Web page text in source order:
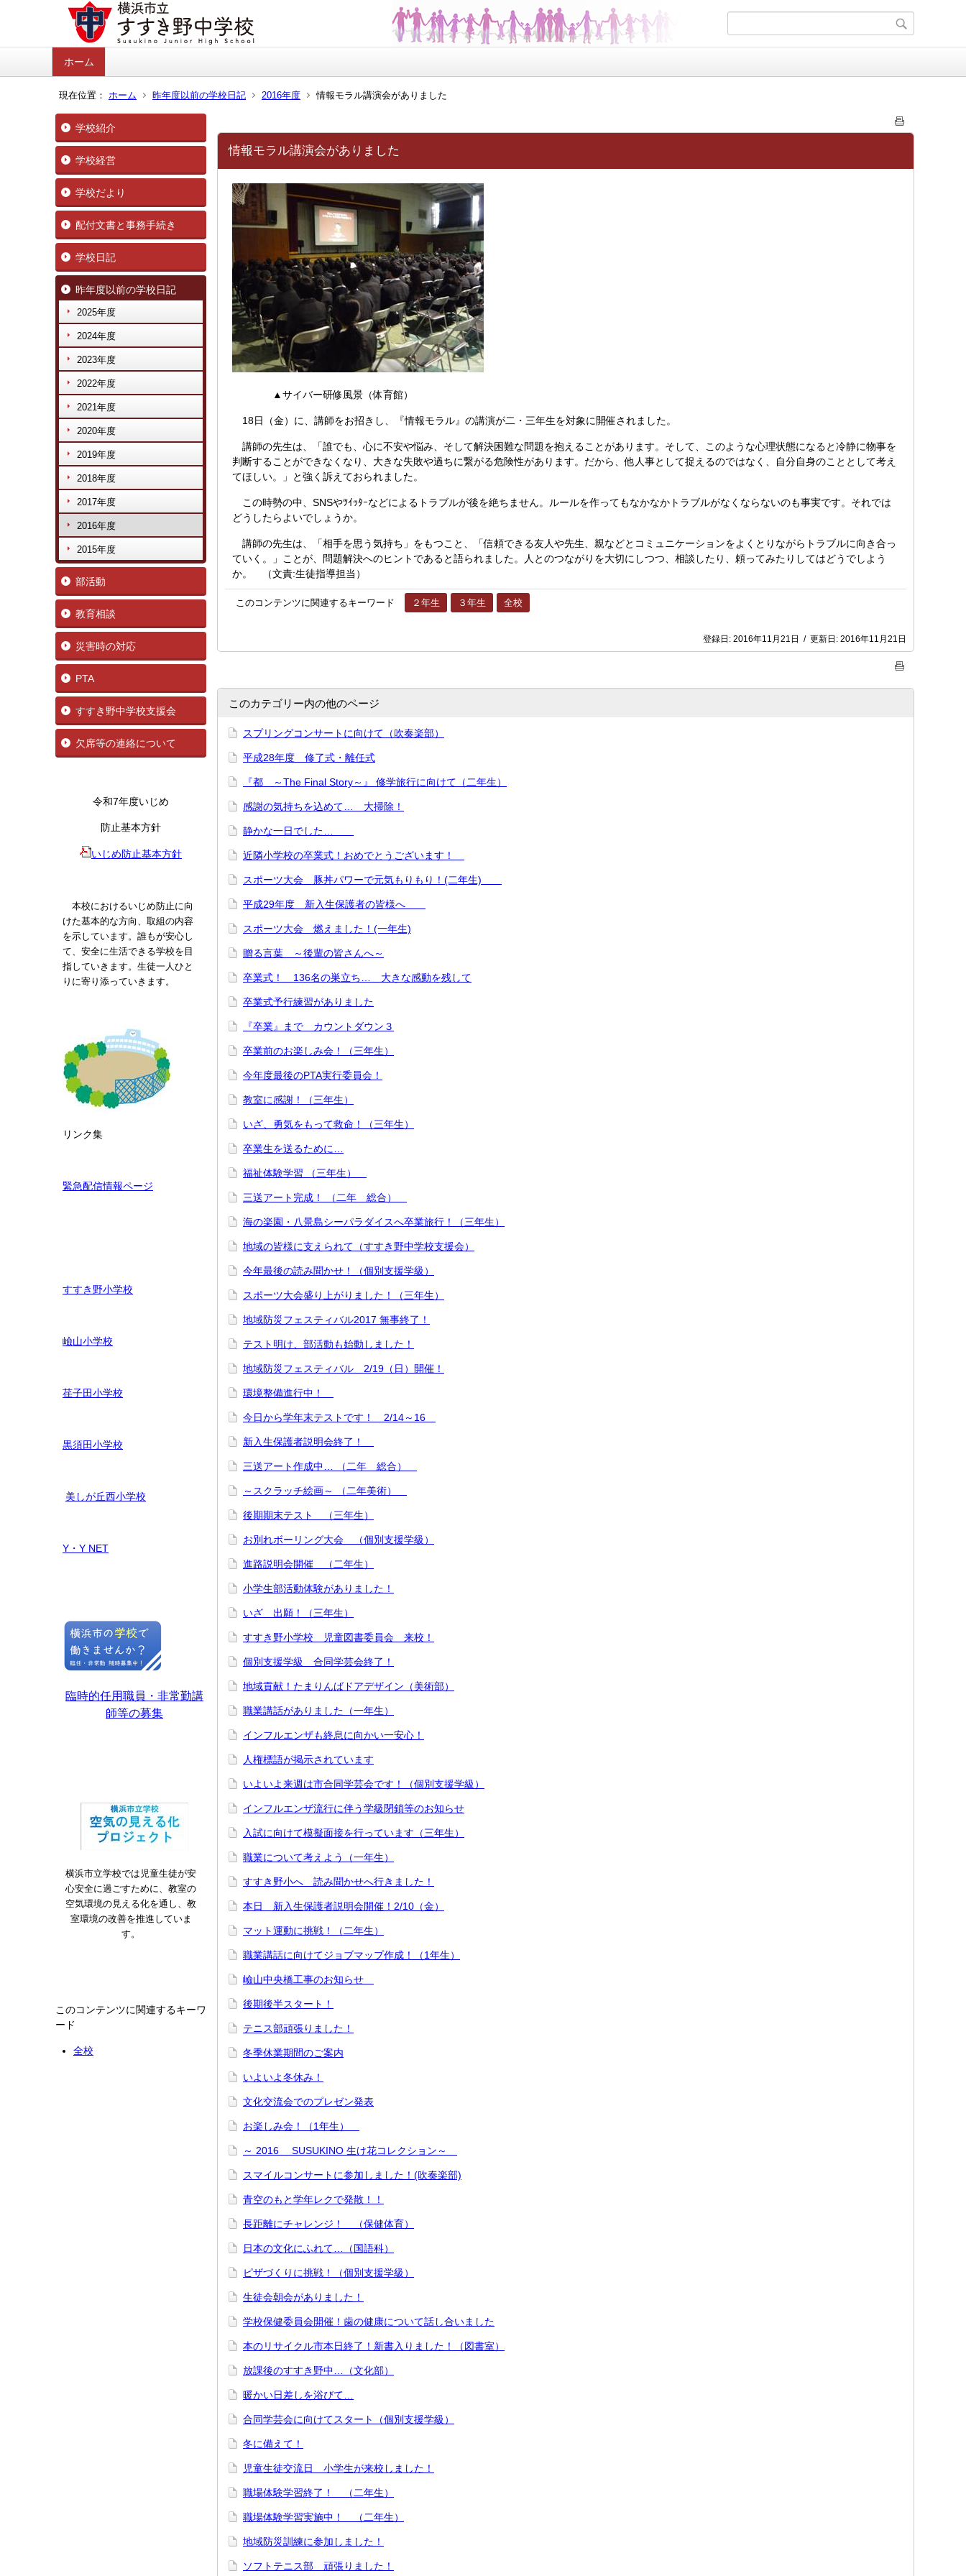
ホーム
現在位置： ホーム 昨年度以前の学校日記 2016年度 情報モラル講演会がありました
学校紹介
学校経営
学校だより
配付文書と事務手続き
学校日記
昨年度以前の学校日記
2025年度
2024年度
2023年度
2022年度
2021年度
2020年度
2019年度
2018年度
2017年度
2016年度
2015年度
部活動
教育相談
災害時の対応
PTA
すすき野中学校支援会
欠席等の連絡について
令和7年度いじめ
防止基本方針
いじめ防止基本方針
本校におけるいじめ防止に向
けた基本的な方向、取組の内容
を示しています。誰もが安心し
て、安全に生活できる学校を目
指していきます。生徒一人ひと
りに寄り添っていきます。
リンク集
緊急配信情報ページ
すすき野小学校
嶮山小学校
荏子田小学校
黒須田小学校
美しが丘西小学校
Y・Y NET
臨時的任用職員・非常勤講
師等の募集
横浜市立学校では児童生徒が安
心安全に過ごすために、教室の
空気環境の見える化を通し、教
室環境の改善を推進していま
す。
このコンテンツに関連するキーワ
ード
全校
情報モラル講演会がありました
▲サイバー研修風景（体育館）
18日（金）に、講師をお招きし、『情報モラル』の講演が二・三年生を対象に開催されました。
講師の先生は、「誰でも、心に不安や悩み、そして解決困難な問題を抱えることがあります。そして、このような心理状態になると冷静に物事を
判断することができなくなり、大きな失敗や過ちに繋がる危険性があります。だから、他人事として捉えるのではなく、自分自身のこととして考え
てほしい。」と強く訴えておられました。
この時勢の中、SNSやﾂｲｯﾀｰなどによるトラブルが後を絶ちません。ルールを作ってもなかなかトラブルがなくならないのも事実です。それでは
どうしたらよいでしょうか。
講師の先生は、「相手を思う気持ち」をもつこと、「信頼できる友人や先生、親などとコミュニケーションをよくとりながらトラブルに向き合っ
ていく。」ことが、問題解決へのヒントであると語られました。人とのつながりを大切にしつつ、相談したり、頼ってみたりしてはどうでしよう
か。 （文責:生徒指導担当）
このコンテンツに関連するキーワード ２年生 ３年生 全校
登録日: 2016年11月21日 / 更新日: 2016年11月21日
このカテゴリー内の他のページ
スプリングコンサートに向けて（吹奏楽部）
平成28年度 修了式・離任式
『都 ～The Final Story～』 修学旅行に向けて（二年生）
感謝の気持ちを込めて… 大掃除！
静かな一日でした…
近隣小学校の卒業式！おめでとうございます！
スポーツ大会 豚丼パワーで元気もりもり！(二年生)
平成29年度 新入生保護者の皆様へ
スポーツ大会 燃えました！(一年生)
贈る言葉 ～後輩の皆さんへ～
卒業式！ 136名の巣立ち… 大きな感動を残して
卒業式予行練習がありました
『卒業』まで カウントダウン３
卒業前のお楽しみ会！（三年生）
今年度最後のPTA実行委員会！
教室に感謝！（三年生）
いざ、勇気をもって救命！（三年生）
卒業生を送るために…
福祉体験学習 （三年生）
三送アート完成！ （二年 総合）
海の楽園・八景島シーパラダイスへ卒業旅行！（三年生）
地域の皆様に支えられて（すすき野中学校支援会）
今年最後の読み聞かせ！（個別支援学級）
スポーツ大会盛り上がりました！（三年生）
地域防災フェスティバル2017 無事終了！
テスト明け、部活動も始動しました！
地域防災フェスティバル 2/19（日）開催！
環境整備進行中！
今日から学年末テストです！ 2/14～16
新入生保護者説明会終了！
三送アート作成中… （二年 総合）
～スクラッチ絵画～ （二年美術）
後期期末テスト （三年生）
お別れボーリング大会 （個別支援学級）
進路説明会開催 （二年生）
小学生部活動体験がありました！
いざ 出願！（三年生）
すすき野小学校 児童図書委員会 来校！
個別支援学級 合同学芸会終了！
地域貢献！たまりんばドアデザイン（美術部）
職業講話がありました（一年生）
インフルエンザも終息に向かい一安心！
人権標語が掲示されています
いよいよ来週は市合同学芸会です！（個別支援学級）
インフルエンザ流行に伴う学級閉鎖等のお知らせ
入試に向けて模擬面接を行っています（三年生）
職業について考えよう（一年生）
すすき野小へ 読み聞かせへ行きました！
本日 新入生保護者説明会開催！2/10（金）
マット運動に挑戦！（二年生）
職業講話に向けてジョブマップ作成！（1年生）
嶮山中央橋工事のお知らせ
後期後半スタート！
テニス部頑張りました！
冬季休業期間のご案内
いよいよ冬休み！
文化交流会でのプレゼン発表
お楽しみ会！（1年生）
～ 2016 SUSUKINO 生け花コレクション～
スマイルコンサートに参加しました！(吹奏楽部)
青空のもと学年レクで発散！！
長距離にチャレンジ！ （保健体育）
日本の文化にふれて…（国語科）
ピザづくりに挑戦！（個別支援学級）
生徒会朝会がありました！
学校保健委員会開催！歯の健康について話し合いました
本のリサイクル市本日終了！新書入りました！（図書室）
放課後のすすき野中…（文化部）
暖かい日差しを浴びて…
合同学芸会に向けてスタート（個別支援学級）
冬に備えて！
児童生徒交流日 小学生が来校しました！
職場体験学習終了！ （二年生）
職場体験学習実施中！ （二年生）
地域防災訓練に参加しました！
ソフトテニス部 頑張りました！